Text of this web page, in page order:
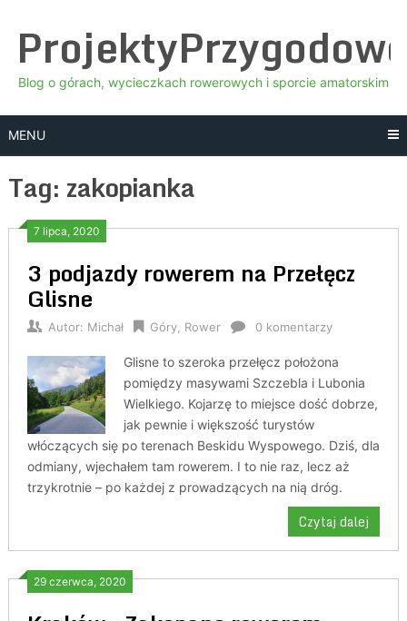
content
Blog o górach, wycieczkach rowerowych i sporcie amatorskim
MENU
Tag: zakopianka
7 lipca, 2020
3 podjazdy rowerem na Przełęcz
Glisne
Autor: Michał Góry, Rower 0 komentarzy
Glisne to szeroka przełęcz położona
pomiędzy masywami Szczebla i Lubonia
Wielkiego. Kojarzę to miejsce dość dobrze,
jak pewnie i większość turystów
włóczących się po terenach Beskidu Wyspowego. Dziś, dla
odmiany, wjechałem tam rowerem. I to nie raz, lecz aż
trzykrotnie – po każdej z prowadzących na nią dróg.
Czytaj dalej
29 czerwca, 2020